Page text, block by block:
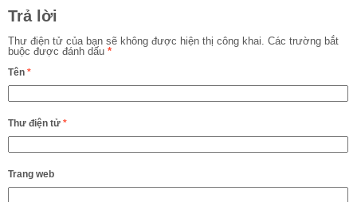
Trả lời
Thư điện tử của bạn sẽ không được hiện thị công khai. Các trường bắt
buộc được đánh dấu *
Tên *
Thư điện tử *
Trang web